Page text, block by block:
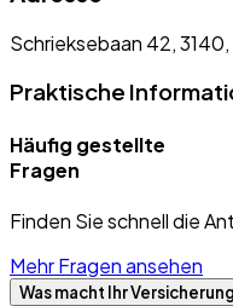
Schrieksebaan 42,
Praktische
Häufig gestellte
Fragen
Finden Sie schnell die
Mehr Fragen ansehen
Was macht Ihr